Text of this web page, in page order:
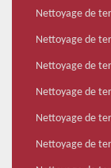
Nettoyage de
Nettoyage de
Nettoyage de
Nettoyage de
Nettoyage de
Nettoyage de